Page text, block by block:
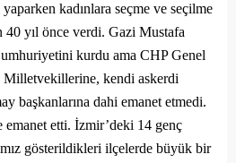
kadınlara seçme ve seçilme
40 yıl önce verdi. Gazi Mustafa
kurdu ama CHP Genel
Milletvekillerine, kendi askerdi
başkanlarına dahi emanet etmedi.
emanet etti. İzmir’deki 14 genç
gösterildikleri ilçelerde büyük bir